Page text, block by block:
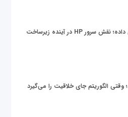
زیر پوست دنیای داده؛ نقش سرور HP در آینده زیرساخت
وقتی الگوریتم جای خلاقیت را می‌گیرد